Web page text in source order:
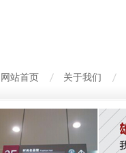
网站首页 关于我们